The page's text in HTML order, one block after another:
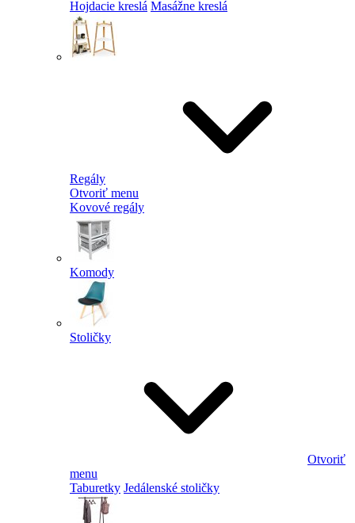
Hojdacie kreslá Masážne kreslá
Regály
Otvoriť menu
Kovové regály
Komody
Stoličky
Otvoriť
menu
Taburetky Jedálenské stoličky